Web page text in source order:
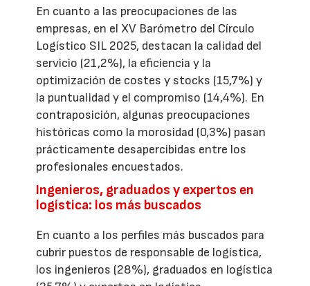
En cuanto a las preocupaciones de las
empresas, en el XV Barómetro del Círculo
Logístico SIL 2025, destacan la calidad del
servicio (21,2%), la eficiencia y la
optimización de costes y stocks (15,7%) y
la puntualidad y el compromiso (14,4%). En
contraposición, algunas preocupaciones
históricas como la morosidad (0,3%) pasan
prácticamente desapercibidas entre los
profesionales encuestados.
Ingenieros, graduados y expertos en
logística: los más buscados
En cuanto a los perfiles más buscados para
cubrir puestos de responsable de logística,
los ingenieros (28%), graduados en logística